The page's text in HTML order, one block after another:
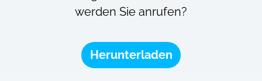
werden Sie anrufen?
Herunterladen